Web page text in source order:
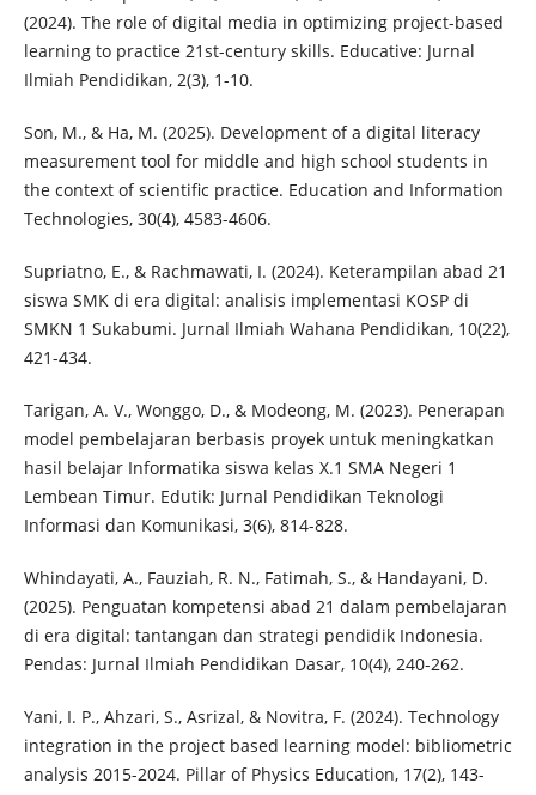
(2024). The role of digital media in optimizing project-based
learning to practice 21st-century skills. Educative: Jurnal
Ilmiah Pendidikan, 2(3), 1-10.
Son, M., & Ha, M. (2025). Development of a digital literacy
measurement tool for middle and high school students in
the context of scientific practice. Education and Information
Technologies, 30(4), 4583-4606.
Supriatno, E., & Rachmawati, I. (2024). Keterampilan abad 21
siswa SMK di era digital: analisis implementasi KOSP di
SMKN 1 Sukabumi. Jurnal Ilmiah Wahana Pendidikan, 10(22),
421-434.
Tarigan, A. V., Wonggo, D., & Modeong, M. (2023). Penerapan
model pembelajaran berbasis proyek untuk meningkatkan
hasil belajar Informatika siswa kelas X.1 SMA Negeri 1
Lembean Timur. Edutik: Jurnal Pendidikan Teknologi
Informasi dan Komunikasi, 3(6), 814-828.
Whindayati, A., Fauziah, R. N., Fatimah, S., & Handayani, D.
(2025). Penguatan kompetensi abad 21 dalam pembelajaran
di era digital: tantangan dan strategi pendidik Indonesia.
Pendas: Jurnal Ilmiah Pendidikan Dasar, 10(4), 240-262.
Yani, I. P., Ahzari, S., Asrizal, & Novitra, F. (2024). Technology
integration in the project based learning model: bibliometric
analysis 2015-2024. Pillar of Physics Education, 17(2), 143-